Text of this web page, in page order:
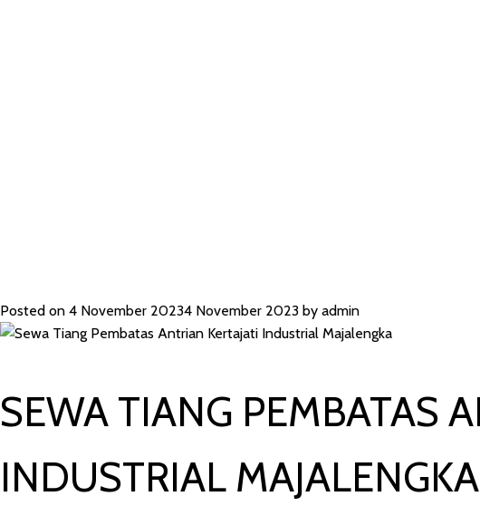
Posted on 4 November 20234 November 2023 by admin
SEWA TIANG PEMBATAS
INDUSTRIAL MAJALENGKA